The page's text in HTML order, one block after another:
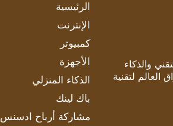
والذكاء
العالم لتقنية
الرئيسية
الإنترنت
كمبيوتر
الأجهزة
الذكاء المنزلي
باك لينك
مشاركة أرباح ادسنس